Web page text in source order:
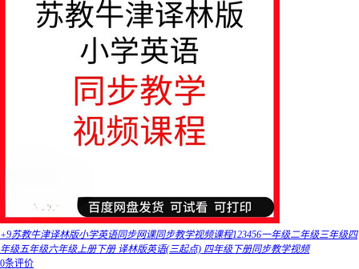
+9苏教牛津译林版小学英语同步网课同步教学视频课程123456一年级二年级三年级四
年级五年级六年级上册下册 译林版英语(三起点) 四年级下册同步教学视频
0条评价